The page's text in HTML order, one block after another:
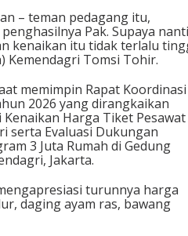
– teman pedagang itu,
Pak. Supaya nanti
kenaikan itu tidak terlalu
Kemendagri Tomsi Tohir.
memimpin Rapat Koordinasi
2026 yang dirangkaikan
Harga Tiket Pesawat
serta Evaluasi Dukungan
3 Juta Rumah di Gedung
Jakarta.
turunnya harga
daging ayam ras, bawang